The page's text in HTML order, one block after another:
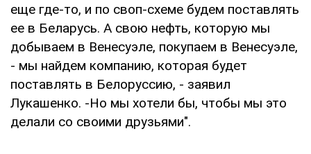
еще где-то, и по своп-схеме будем поставлять
ее в Беларусь. А свою нефть, которую мы
добываем в Венесуэле, покупаем в Венесуэле,
- мы найдем компанию, которая будет
поставлять в Белоруссию, - заявил
Лукашенко. -Но мы хотели бы, чтобы мы это
делали со своими друзьями".